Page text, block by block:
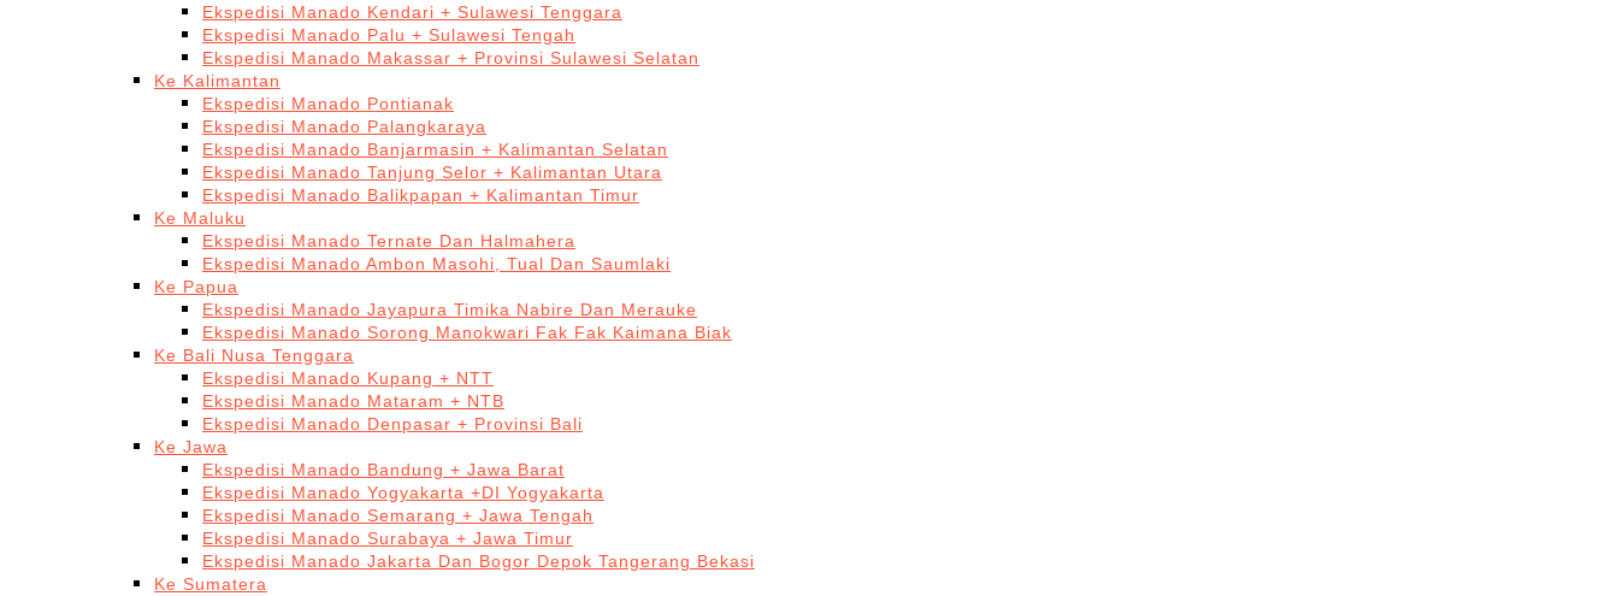
Ekspedisi Manado Kendari + Sulawesi Tenggara
Ekspedisi Manado Palu + Sulawesi Tengah
Ekspedisi Manado Makassar + Provinsi Sulawesi Selatan
Ke Kalimantan
Ekspedisi Manado Pontianak
Ekspedisi Manado Palangkaraya
Ekspedisi Manado Banjarmasin + Kalimantan Selatan
Ekspedisi Manado Tanjung Selor + Kalimantan Utara
Ekspedisi Manado Balikpapan + Kalimantan Timur
Ke Maluku
Ekspedisi Manado Ternate Dan Halmahera
Ekspedisi Manado Ambon Masohi, Tual Dan Saumlaki
Ke Papua
Ekspedisi Manado Jayapura Timika Nabire Dan Merauke
Ekspedisi Manado Sorong Manokwari Fak Fak Kaimana Biak
Ke Bali Nusa Tenggara
Ekspedisi Manado Kupang + NTT
Ekspedisi Manado Mataram + NTB
Ekspedisi Manado Denpasar + Provinsi Bali
Ke Jawa
Ekspedisi Manado Bandung + Jawa Barat
Ekspedisi Manado Yogyakarta +DI Yogyakarta
Ekspedisi Manado Semarang + Jawa Tengah
Ekspedisi Manado Surabaya + Jawa Timur
Ekspedisi Manado Jakarta Dan Bogor Depok Tangerang Bekasi
Ke Sumatera